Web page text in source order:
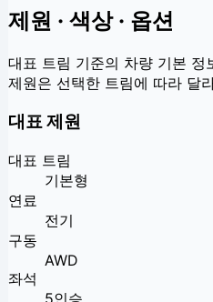
제원 · 색상 · 옵션
대표 트림 기준의 차량 기본 정
제원은 선택한 트림에 따라 달
대표 제원
대표 트림
기본형
연료
전기
구동
AWD
좌석
5인승